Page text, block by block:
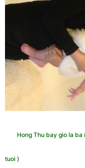
Hong Thu bay gio la ba
tuoi )